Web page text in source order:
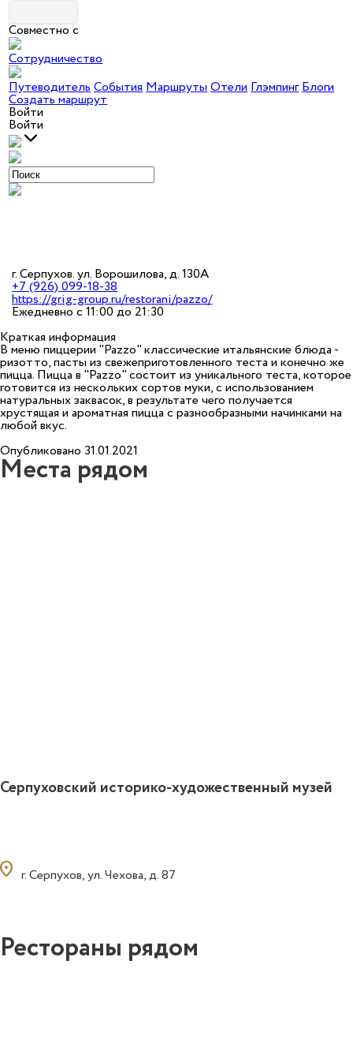
Совместно с
Сотрудничество
ПутеводительСобытияМаршрутыОтелиГлэмпингБлоги
Создать маршрут
Войти
Войти
г. Серпухов. ул. Ворошилова, д. 130А
+7 (926) 099-18-38
https://grig-group.ru/restorani/pazzo/
Ежедневно с 11:00 до 21:30
Краткая информация
В меню пиццерии "Pazzo" классические итальянские блюда -
ризотто, пасты из свежеприготовленного теста и конечно же
пицца. Пицца в "Pazzo" состоит из уникального теста, которое
готовится из нескольких сортов муки, с использованием
натуральных заквасок, в результате чего получается
хрустящая и ароматная пицца с разнообразными начинками на
любой вкус.
Опубликовано 31.01.2021
Места рядом
Серпуховский историко-художественный музей
г. Серпухов, ул. Чехова, д. 87
Рестораны рядом